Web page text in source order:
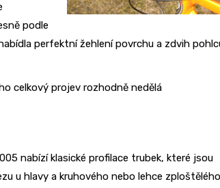
podle
perfektní žehlení povrchu a zdvih
celkový projev rozhodně nedělá
nabízí klasické profilace trubek, které jsou
u hlavy a kruhového nebo lehce